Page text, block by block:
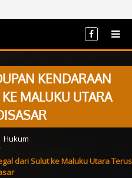
KENDARAAN
MALUKU UTARA
Hukum
dari Sulut ke Maluku Utara Terus